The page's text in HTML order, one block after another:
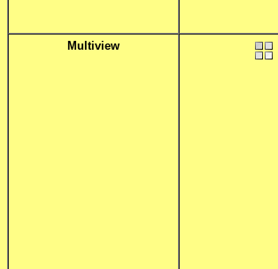
Multiview